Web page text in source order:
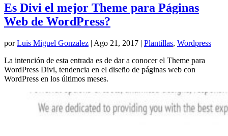
Es Divi el mejor Theme para Páginas
Web de WordPress?
porLuis Miguel Gonzalez | Ago 21, 2017 | Plantillas, Wordpress
La intención de esta entrada es de dar a conocer el Theme para
WordPress Divi, tendencia en el diseño de páginas web con
WordPress en los últimos meses.